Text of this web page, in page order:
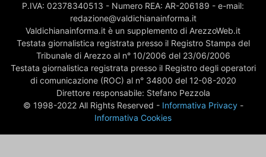
P.IVA: 02378340513 - Numero REA: AR-206189 - e-mail:
redazione@valdichianainforma.it
Valdichianainforma.it è un supplemento di ArezzoWeb.it
Testata giornalistica registrata presso il Registro Stampa del
Tribunale di Arezzo al n° 10/2006 del 23/06/2006
Testata giornalistica registrata presso il Registro degli operatori
di comunicazione (ROC) al n° 34800 del 12-08-2020
Direttore responsabile: Stefano Pezzola
© 1998-2022 All Rights Reserved - Informativa Privacy-
Informativa Cookies